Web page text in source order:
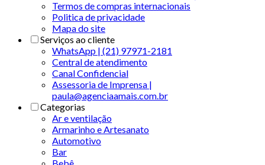
Termos de compras internacionais
Politica de privacidade
Mapa do site
Serviços ao cliente
WhatsApp | (21) 97971-2181
Central de atendimento
Canal Confidencial
Assessoria de Imprensa |
paula@agenciaamais.com.br
Categorias
Ar e ventilação
Armarinho e Artesanato
Automotivo
Bar